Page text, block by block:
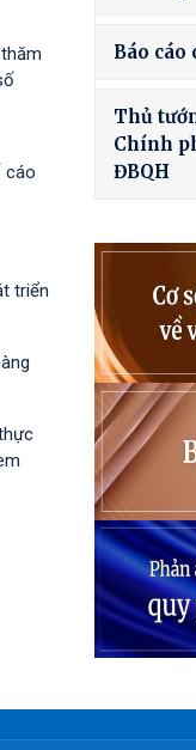
cáo
triển
Báo cáo
Thủ
Chính
ĐBQH